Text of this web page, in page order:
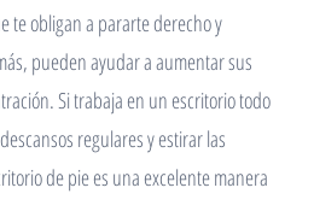
te obligan a pararte derecho y
pueden ayudar a aumentar sus
Si trabaja en un escritorio todo
regulares y estirar las
de pie es una excelente manera